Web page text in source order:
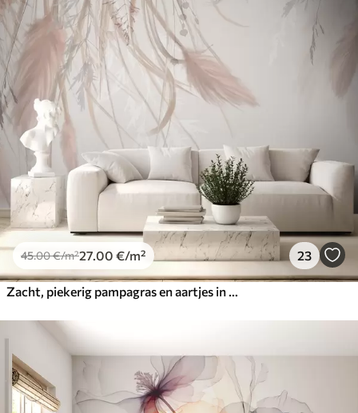
45.00€/m²27 .00 €/m² 23